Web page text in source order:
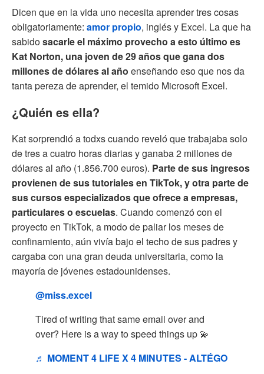
Dicen que en la vida uno necesita aprender tres cosas
obligatoriamente: amor propio, inglés y Excel. La que ha
sabidosacarle el máximo provecho a esto último es
Kat Norton, una joven de 29 años que gana dos
millones de dólares al año enseñando eso que nos da
tanta pereza de aprender, el temido Microsoft Excel.
¿Quién es ella?
Kat sorprendió a todxs cuando reveló que trabajaba solo
de tres a cuatro horas diarias y ganaba 2 millones de
dólares al año (1.856.700 euros). Parte de sus ingresos
provienen de sus tutoriales en TikTok, y otra parte de
sus cursos especializados que ofrece a empresas,
particulares o escuelas. Cuando comenzó con el
proyecto en TikTok, a modo de paliar los meses de
confinamiento, aún vivía bajo el techo de sus padres y
cargaba con una gran deuda universitaria, como la
mayoría de jóvenes estadounidenses.
@miss.excel
Tired of writing that same email over and
over? Here is a way to speed things up 💫
♬ MOMENT 4 LIFE X 4 MINUTES - ALTÉGO